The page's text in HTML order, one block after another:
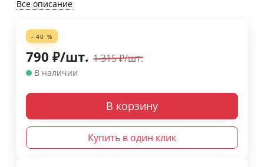
Все описание
- 40 %
790 ₽/шт. 1 315₽/шт.
В наличии
В корзину
Купить в один клик